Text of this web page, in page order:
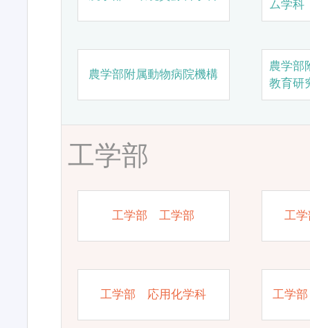
ム学科
農学部附属動物病院機構
農学部
教育研
工学部
工学部 工学部 工
工学部 応用化学科 工学